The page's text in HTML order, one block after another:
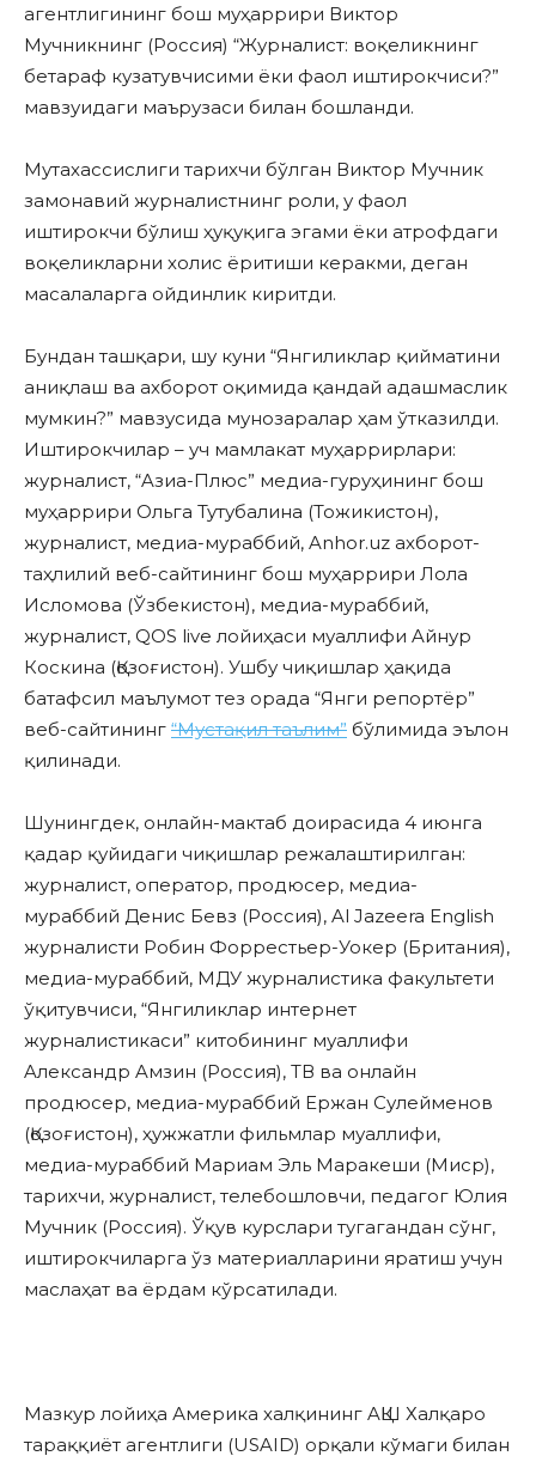
агентлигининг бош муҳаррири Виктор
Мучникнинг (Россия) “Журналист: воқеликнинг
бетараф кузатувчисими ёки фаол иштирокчиси?”
мавзуидаги маърузаси билан бошланди.
Мутахассислиги тарихчи бўлган Виктор Мучник
замонавий журналистнинг роли, у фаол
иштирокчи бўлиш ҳуқуқига эгами ёки атрофдаги
воқеликларни холис ёритиши керакми, деган
масалаларга ойдинлик киритди.
Бундан ташқари, шу куни “Янгиликлар қийматини
аниқлаш ва ахборот оқимида қандай адашмаслик
мумкин?” мавзусида мунозаралар ҳам ўтказилди.
Иштирокчилар – уч мамлакат муҳаррирлари:
журналист, “Aзиа-Плюс” медиа-гуруҳининг бош
муҳаррири Ольга Тутубалина (Тожикистон),
журналист, медиа-мураббий, Anhor.uz ахборот-
таҳлилий веб-сайтининг бош муҳаррири Лола
Исломова (Ўзбекистон), медиа-мураббий,
журналист, QOS live лойиҳаси муаллифи Aйнур
Коскина (Қозоғистон). Ушбу чиқишлар ҳақида
батафсил маълумот тез орада “Янги репортёр”
веб-сайтининг “Мустақил таълим” бўлимида эълон
қилинади.
Шунингдек, онлайн-мактаб доирасида 4 июнга
қадар қуйидаги чиқишлар режалаштирилган:
журналист, оператор, продюсер, медиа-
мураббий Денис Бевз (Россия), Al Jazeera English
журналисти Робин Форрестьер-Уокер (Британия),
медиа-мураббий, МДУ журналистика факультети
ўқитувчиси, “Янгиликлар интернет
журналистикаси” китобининг муаллифи
Aлександр Aмзин (Россия), ТВ ва онлайн
продюсер, медиа-мураббий Ержан Сулейменов
(Қозоғистон), ҳужжатли фильмлар муаллифи,
медиа-мураббий Мариам Эль Маракеши (Миср),
тарихчи, журналист, телебошловчи, педагог Юлия
Мучник (Россия). Ўқув курслари тугагандан сўнг,
иштирокчиларга ўз материалларини яратиш учун
маслаҳат ва ёрдам кўрсатилади.
Мазкур лойиҳа Америка халқининг AҚШ Халқаро
тараққиёт агентлиги (USAID) орқали кўмаги билан